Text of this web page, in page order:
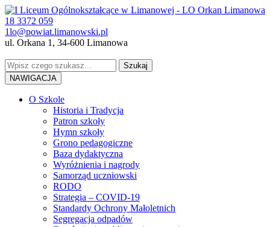
18 3372 059
1lo@powiat.limanowski.pl
ul. Orkana 1, 34-600 Limanowa
NAWIGACJA
O Szkole
Historia i Tradycja
Patron szkoły
Hymn szkoły
Grono pedagogiczne
Baza dydaktyczna
Wyróżnienia i nagrody
Samorząd uczniowski
RODO
Strategia – COVID-19
Standardy Ochrony Małoletnich
Segregacja odpadów